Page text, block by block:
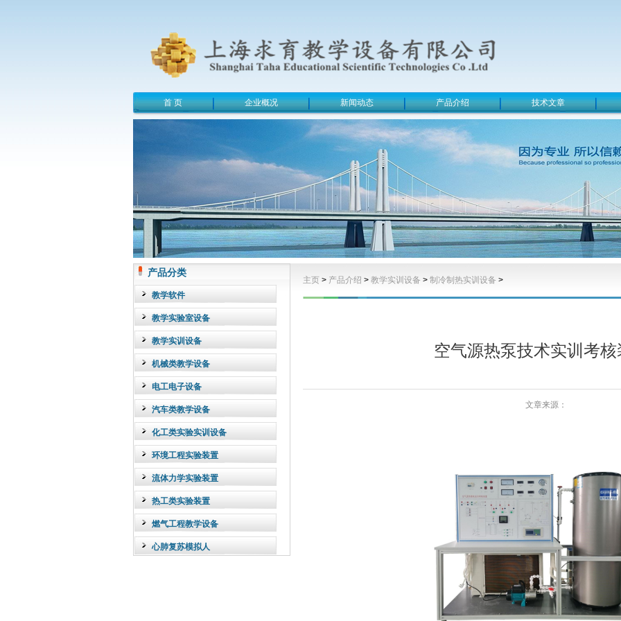
首 页 企业概况 新闻动态 产品介绍 技术文章
产品分类
教学软件
教学实验室设备
教学实训设备
机械类教学设备
电工电子设备
汽车类教学设备
化工类实验实训设备
环境工程实验装置
流体力学实验装置
热工类实验装置
燃气工程教学设备
心肺复苏模拟人
主页 > 产品介绍 > 教学实训设备 > 制冷制热实训设备 >
空气源热泵技术实训考核
文章来源：